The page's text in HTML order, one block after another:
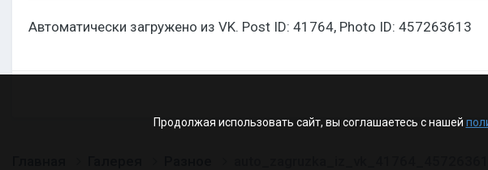
Автоматически загружено из VK. Post ID: 41764, Photo ID: 457263613
Продолжая использовать сайт, вы соглашаетесь с нашей